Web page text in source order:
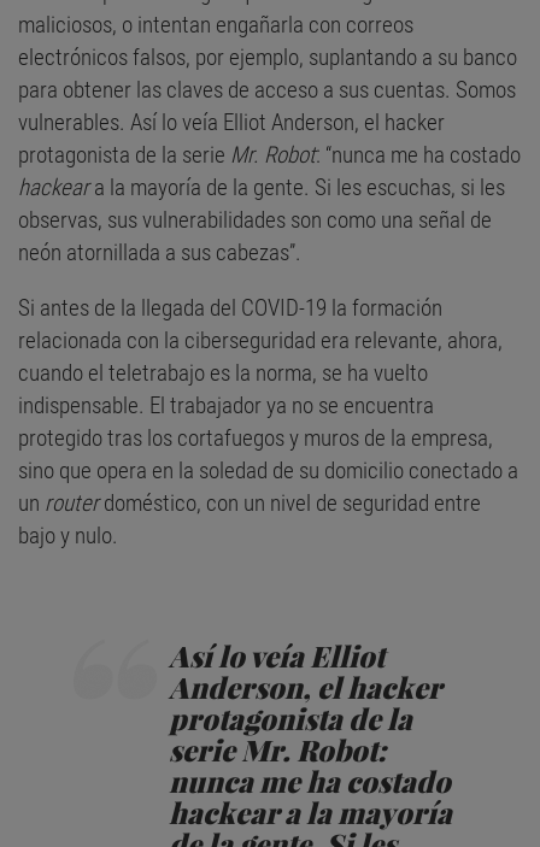
maliciosos, o intentan engañarla con correos
electrónicos falsos, por ejemplo, suplantando a su banco
para obtener las claves de acceso a sus cuentas. Somos
vulnerables. Así lo veía Elliot Anderson, el hacker
protagonista de la serie Mr. Robot: “nunca me ha costado
hackeara la mayoría de la gente. Si les escuchas, si les
observas, sus vulnerabilidades son como una señal de
neón atornillada a sus cabezas”.
Si antes de la llegada del COVID-19 la formación
relacionada con la ciberseguridad era relevante, ahora,
cuando el teletrabajo es la norma, se ha vuelto
indispensable. El trabajador ya no se encuentra
protegido tras los cortafuegos y muros de la empresa,
sino que opera en la soledad de su domicilio conectado a
un routerdoméstico, con un nivel de seguridad entre
bajo y nulo.
Así lo veía Elliot
Anderson, el hacker
protagonista de la
serie Mr. Robot:
nunca me ha costado
hackear a la mayoría